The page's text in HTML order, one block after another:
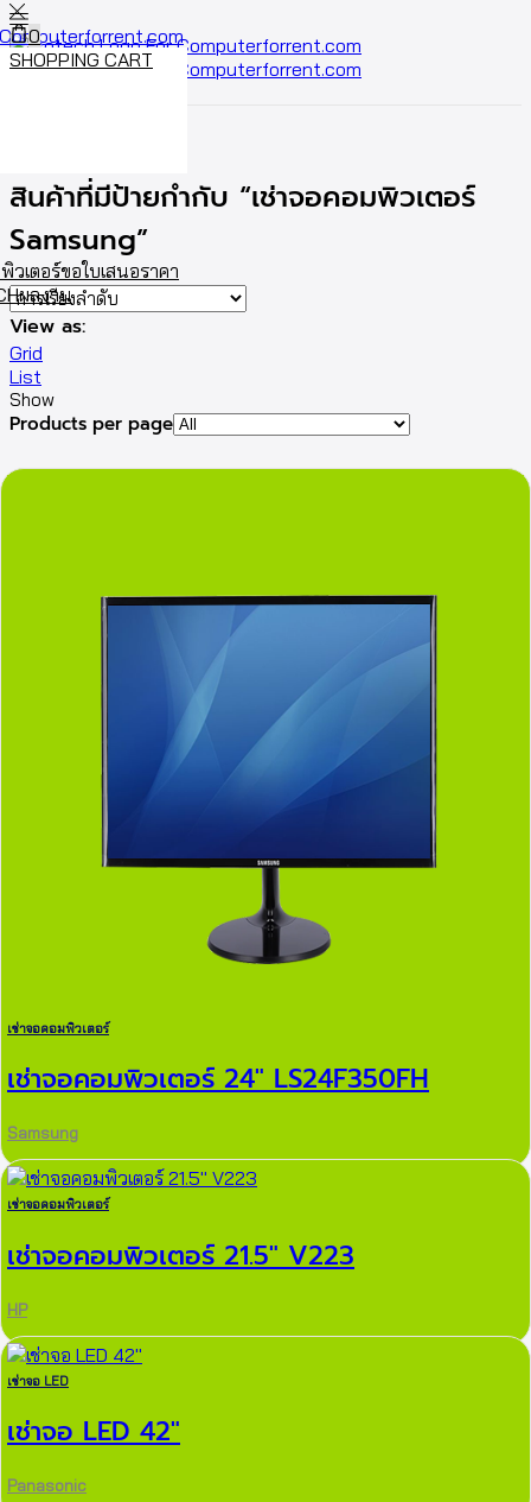
วเตอร์ขอใบเสนอราคา
ผลงาน
0
SHOPPING CART
สินค้าที่มีป้ายกำกับ “เช่าจอคอมพิวเตอร์
Samsung”
View as:
Grid
List
Show
Products per page
เช่าจอคอมพิวเตอร์
เช่าจอคอมพิวเตอร์ 24″ LS24F350FH
Samsung
เช่าจอคอมพิวเตอร์
เช่าจอคอมพิวเตอร์ 21.5″ V223
HP
เช่าจอ LED
เช่าจอ LED 42″
Panasonic